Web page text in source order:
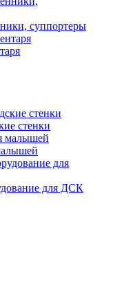
суппортеры
стенки
для ДСК